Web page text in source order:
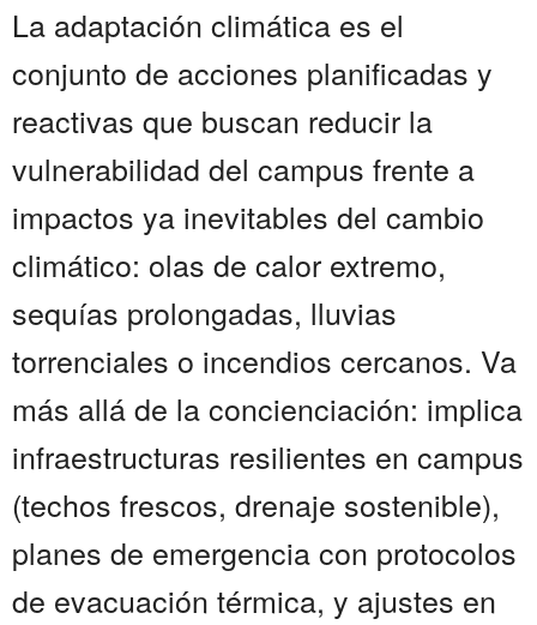
La adaptación climática es el
conjunto de acciones planificadas y
reactivas que buscan reducir la
vulnerabilidad del campus frente a
impactos ya inevitables del cambio
climático: olas de calor extremo,
sequías prolongadas, lluvias
torrenciales o incendios cercanos. Va
más allá de la concienciación: implica
infraestructuras resilientes en campus
(techos frescos, drenaje sostenible),
planes de emergencia con protocolos
de evacuación térmica, y ajustes en